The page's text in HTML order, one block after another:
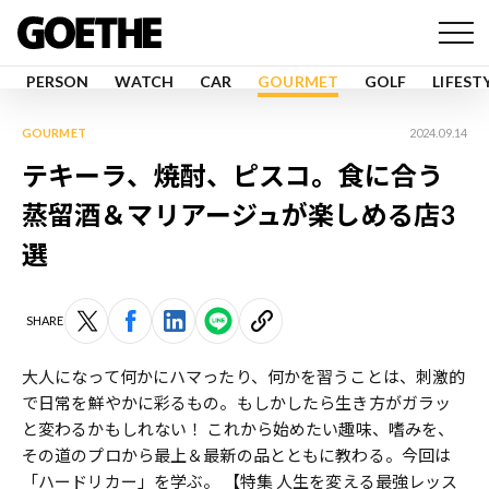
PERSON WATCH CAR GOURMET GOLF
GOURMET 2024.09.14
テキーラ、焼酎、ピスコ。食に合う
蒸留酒＆マリアージュが楽しめる店3
選
SHARE
大人になって何かにハマったり、何かを習うことは、刺激的
で日常を鮮やかに彩るもの。もしかしたら生き方がガラッ
と変わるかもしれない！ これから始めたい趣味、嗜みを、
その道のプロから最上＆最新の品とともに教わる。今回は
「ハードリカー」を学ぶ。
【特集 人生を変える最強レッス